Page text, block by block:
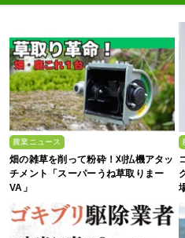
農業ニュース
畑の雑草を削って粉砕！刈払機アタッ
チメント「スーパーうね草取りまー
VA」